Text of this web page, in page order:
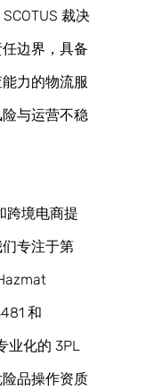
裁决
边界，具备
力的物流服
与运营不稳
跨境电商提
专注于第
和
业化的 3PL
品操作资质